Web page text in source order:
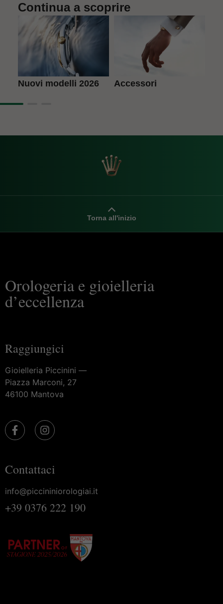
Continua a scoprire
Nuovi modelli 2026 Accessori
Torna all'inizio
Orologeria e gioielleria
d’eccellenza
Raggiungici
Gioielleria Piccinini —
Piazza Marconi, 27
46100 Mantova
Contattaci
info@piccininiorologiai.it
+39 0376 222 190